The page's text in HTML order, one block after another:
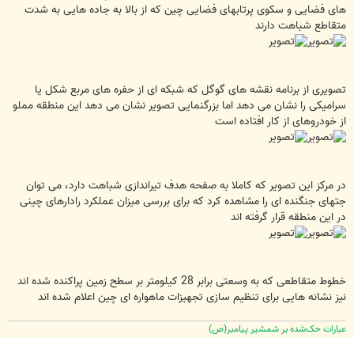
های فضایی و سکوی پرتابهای فضایی چین که از بالا به جاده هایی به شدت
متقاطع شباهت دارند
تصویری از برنامه نقشه های گوگل که شبکه ای از حفره های مربع شکل یا
سرامیکی را نشان می دهد اما بزرگنمایی تصویر نشان می دهد این منطقه مملو
از خودروهای از کار افتاده است
در مرکز این تصویر که کاملا به صفحه هدف تیراندازی شباهت دارد، می توان
جتهای جنگنده ای را مشاهده کرد که برای بررسی میزان عملکرد رادارهای چینی
در این منطقه قرار گرفته اند
خطوط متقاطعی که به وسعتی برابر 28 کیلومتر بر سطح زمین پراکنده شده اند
نیز نشانه هایی برای تنظیم سازی تجهیزات ماهواره ای چین اعلام شده اند
عبارات حک‌شده بر شمشیر پیامبر(ص)